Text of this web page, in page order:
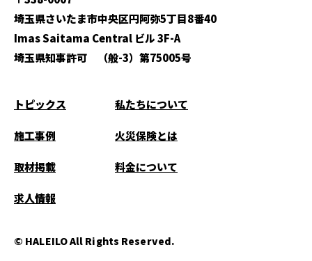
埼玉県さいたま市中央区円阿弥5丁目8番40
Imas Saitama Central ビル 3F-A
埼玉県知事許可 （般-3）第75005号
トピックス
施工事例
取材掲載
求人情報
私たちについて
火災保険とは
料金について
© HALEILO All Rights Reserved.